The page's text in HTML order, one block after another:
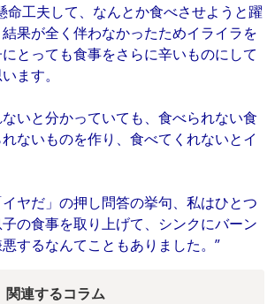
命工夫して、なんとか食べさせようと躍
果が全く伴わなかったためイライラを
とっても食事をさらに辛いものにして
ます。
いと分かっていても、食べられない食
ないものを作り、食べてくれないとイ
イヤだ」の押し問答の挙句、私はひとつ
の食事を取り上げて、シンクにバーン
するなんてこともありました。”
関連するコラム